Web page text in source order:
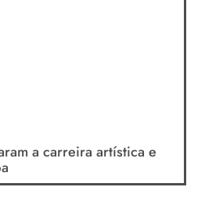
a carreira artística e